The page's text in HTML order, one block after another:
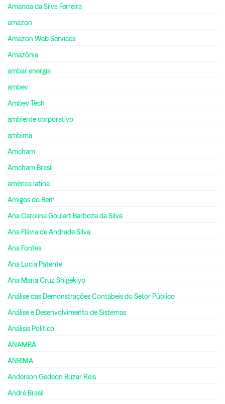
Amanda da Silva Ferreira
amazon
Amazon Web Services
Amazônia
ambar energia
ambev
Ambev Tech
ambiente corporativo
ambima
Amcham
Amcham Brasil
américa latina
Amigos do Bem
Ana Carolina Goulart Barboza da Silva
Ana Flávia de Andrade Silva
Ana Fontes
Ana Lucia Patente
Ana Maria Cruz Shigekiyo
Análise das Demonstrações Contábeis do Setor Público
Análise e Desenvolvimento de Sistemas
Análisis Político
ANAMBA
ANBIMA
Anderson Gedeon Buzar Reis
André Brasil